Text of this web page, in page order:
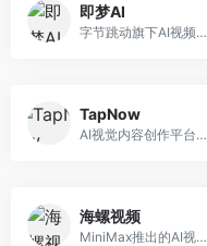
即梦AI
字节跳动旗下AI视频创作平台，支持多模态内容生成。面向内容创作者和营销人员，提供文生视频、图生视频、智能剪辑等功能，中文理解能力强，创作效率高。
TapNow
AI视觉内容创作平台，整合图像与视频生成能力。面向内容创作者，提供文生图、文生视频、智能编辑等服务，创作工具丰富，一站式体验便捷。
海螺视频
MiniMax推出的AI视频生成工具，支持高质量视频创作。面向内容创作者，提供文生视频、视频编辑等功能，生成速度快，视频效果自然流畅。